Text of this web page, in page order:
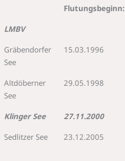
Flutungsbeginn:
LMBV
Gräbendorfer
See
15.03.1996
Altdöberner
See
29.05.1998
Klinger See 27.11.2000
Sedlitzer See 23.12.2005